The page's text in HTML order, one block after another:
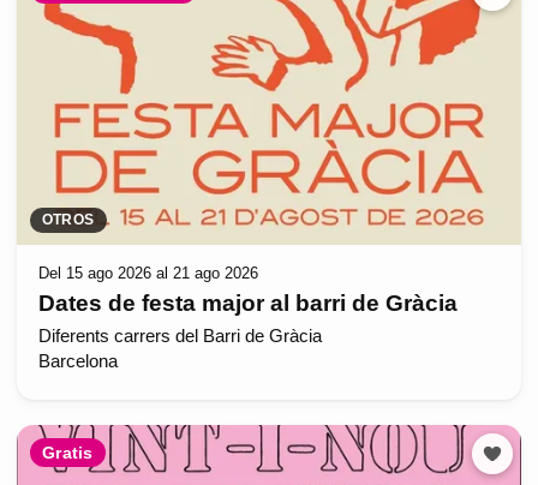
OTROS
Del 15 ago 2026 al 21 ago 2026
Dates de festa major al barri de Gràcia
Diferents carrers del Barri de Gràcia
Barcelona
Gratis